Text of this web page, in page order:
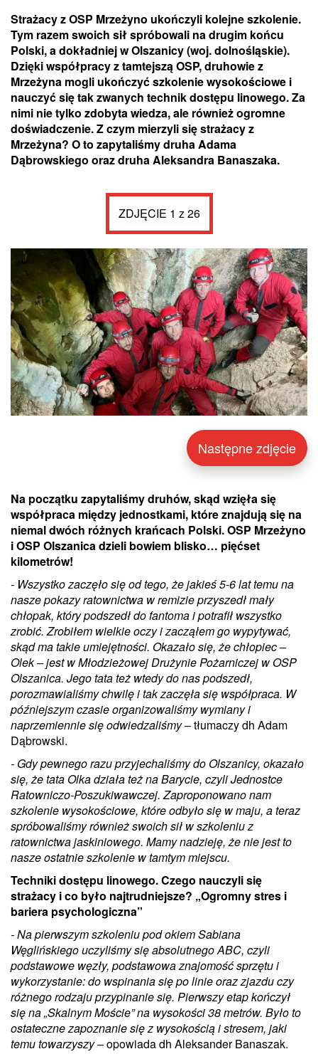
Strażacy z OSP Mrzeżyno ukończyli kolejne szkolenie.
Tym razem swoich sił spróbowali na drugim końcu
Polski, a dokładniej w Olszanicy (woj. dolnośląskie).
Dzięki współpracy z tamtejszą OSP, druhowie z
Mrzeżyna mogli ukończyć szkolenie wysokościowe i
nauczyć się tak zwanych technik dostępu linowego. Za
nimi nie tylko zdobyta wiedza, ale również ogromne
doświadczenie. Z czym mierzyli się strażacy z
Mrzeżyna? O to zapytaliśmy druha Adama
Dąbrowskiego oraz druha Aleksandra Banaszaka.
ZDJĘCIE 1 z 26
Następne zdjęcie
Na początku zapytaliśmy druhów, skąd wzięła się
współpraca między jednostkami, które znajdują się na
niemal dwóch różnych krańcach Polski. OSP Mrzeżyno
i OSP Olszanica dzieli bowiem blisko… pięćset
kilometrów!
- Wszystko zaczęło się od tego, że jakieś 5-6 lat temu na
nasze pokazy ratownictwa w remizie przyszedł mały
chłopak, który podszedł do fantoma i potrafił wszystko
zrobić. Zrobiłem wielkie oczy i zacząłem go wypytywać,
skąd ma takie umiejętności. Okazało się, że chłopiec –
Olek – jest w Młodzieżowej Drużynie Pożarniczej w OSP
Olszanica. Jego tata też wtedy do nas podszedł,
porozmawialiśmy chwilę i tak zaczęła się współpraca. W
późniejszym czasie organizowaliśmy wymiany i
naprzemiennie się odwiedzaliśmy– tłumaczy dh Adam
Dąbrowski.
- Gdy pewnego razu przyjechaliśmy do Olszanicy, okazało
się, że tata Olka działa też na Barycie, czyli Jednostce
Ratowniczo-Poszukiwawczej. Zaproponowano nam
szkolenie wysokościowe, które odbyło się w maju, a teraz
spróbowaliśmy również swoich sił w szkoleniu z
ratownictwa jaskiniowego. Mamy nadzieję, że nie jest to
nasze ostatnie szkolenie w tamtym miejscu.
Techniki dostępu linowego. Czego nauczyli się
strażacy i co było najtrudniejsze? „Ogromny stres i
bariera psychologiczna”
- Na pierwszym szkoleniu pod okiem Sabiana
Węglińskiego uczyliśmy się absolutnego ABC, czyli
podstawowe węzły, podstawowa znajomość sprzętu i
wykorzystanie: do wspinania się po linie oraz zjazdu czy
różnego rodzaju przypinanie się. Pierwszy etap kończył
się na „Skalnym Moście” na wysokości 38 metrów. Było to
ostateczne zapoznanie się z wysokością i stresem, jaki
temu towarzyszy– opowiada dh Aleksander Banaszak.